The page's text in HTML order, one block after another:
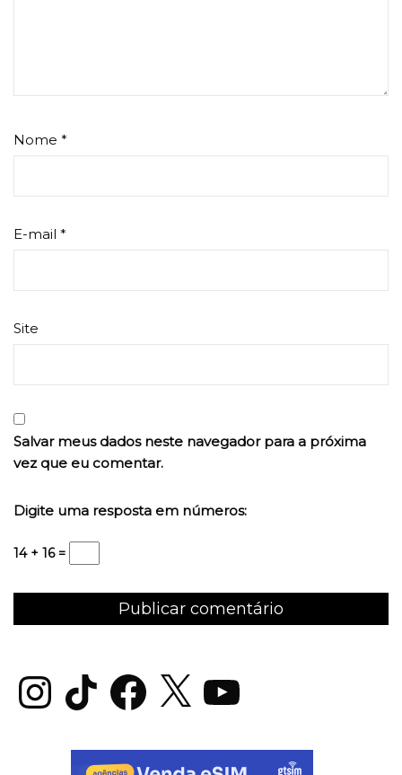
Nome *
E-mail *
Site
Salvar meus dados neste navegador para a próxima
vez que eu comentar.
Digite uma resposta em números:
14 + 16 =
InstagramTikTok Facebook
X YouTube